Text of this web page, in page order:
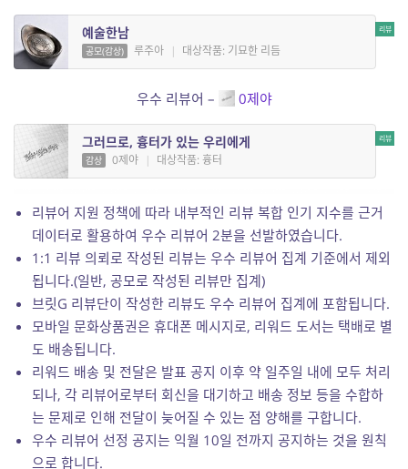
예술한남
공모(감상) 루주아 | 대상작품: 기묘한 리듬
우수 리뷰어 – 0제야
그러므로, 흉터가 있는 우리에게
감상 0제야 | 대상작품: 흉터
리뷰어 지원 정책에 따라 내부적인 리뷰 복합 인기 지수를 근거
데이터로 활용하여 우수 리뷰어 2분을 선발하였습니다.
1:1 리뷰 의뢰로 작성된 리뷰는 우수 리뷰어 집계 기준에서 제외
됩니다.(일반, 공모로 작성된 리뷰만 집계)
브릿G 리뷰단이 작성한 리뷰도 우수 리뷰어 집계에 포함됩니다.
모바일 문화상품권은 휴대폰 메시지로, 리워드 도서는 택배로 별
도 배송됩니다.
리워드 배송 및 전달은 발표 공지 이후 약 일주일 내에 모두 처리
되나, 각 리뷰어로부터 회신을 대기하고 배송 정보 등을 수합하
는 문제로 인해 전달이 늦어질 수 있는 점 양해를 구합니다.
우수 리뷰어 선정 공지는 익월 10일 전까지 공지하는 것을 원칙
으로 합니다.